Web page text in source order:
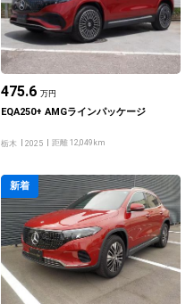
475.6 万円
EQA250+ AMGラインパッケージ
栃木 2025 距離 12,049km
新着